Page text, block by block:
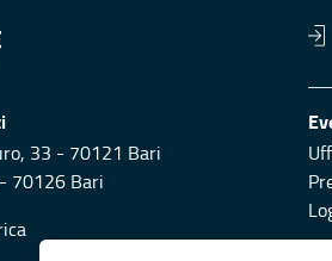
33 - 70121 Bari
70126 Bari